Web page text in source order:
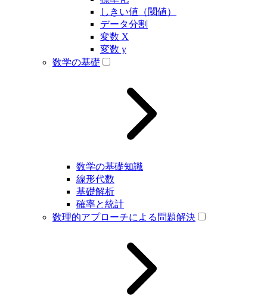
しきい値（閾値）
データ分割
変数 X
変数 y
数学の基礎
数学の基礎知識
線形代数
基礎解析
確率と統計
数理的アプローチによる問題解決